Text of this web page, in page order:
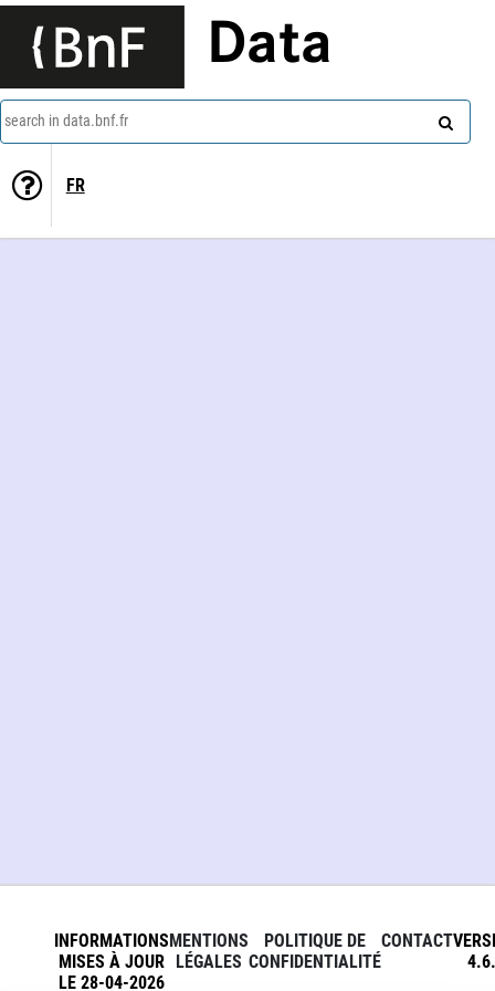
Data
search in data.bnf.fr
FR
INFORMATIONS
MISES À JOUR
LE 28-04-2026
MENTIONS
LÉGALES
POLITIQUE DE
CONFIDENTIALITÉ
CONTACT